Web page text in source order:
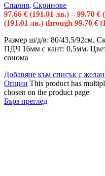
Спалня, Скринове
97.66 € (191.01 лв.) – 99.70 €
(191.01 лв.) through 99.70 €
Размер ш/д/в: 80/43,5/92см.
ПДЧ 16мм с кант: 0,5мм.
сонома
Добавяне към списък с
Опции This product has
chosen on the product page
Бърз преглед